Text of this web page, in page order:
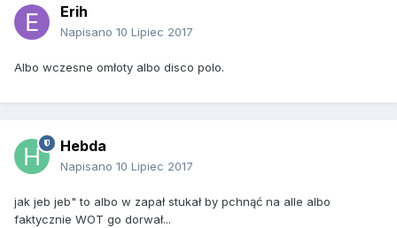
Erih
Napisano 10 Lipiec 2017
Albo wczesne omłoty albo disco polo.
Hebda
Napisano 10 Lipiec 2017
jak jeb jeb" to albo w zapał stukał by pchnąć na alle albo
faktycznie WOT go dorwał...